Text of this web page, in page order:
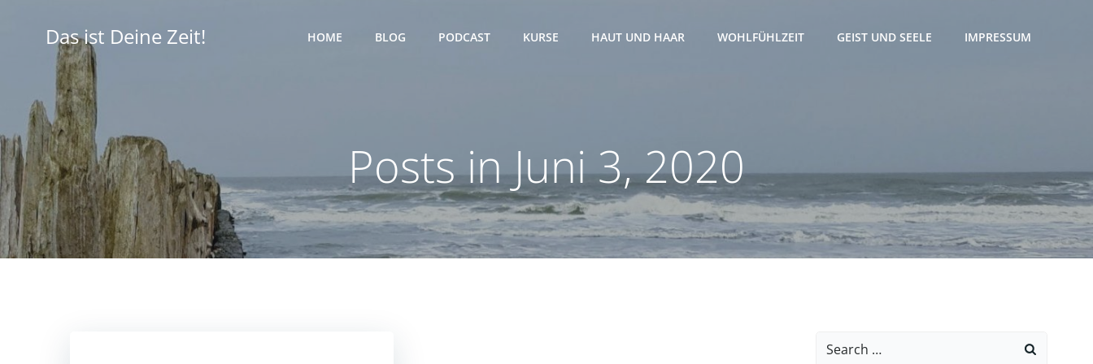
springenDas ist Deine Zeit! HOME BLOG PODCAST KURSE HAUT UND HAAR WOHLFÜHLZEIT GEIST UND SEELE IMPRESSUM
Posts in Juni 3, 2020
Search